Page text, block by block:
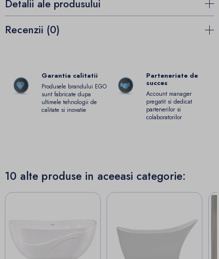
Detalii ale produsului
Recenzii (0)
Garantia calitatii
Produsele brandului EGO
sunt fabricate dupa
ultimele tehnologii de
calitate si inovatie
Parteneriate de
succes
Account manager
pregatit si dedicat
partenerilor si
colaboratorilor
10 alte produse in aceeasi categorie: